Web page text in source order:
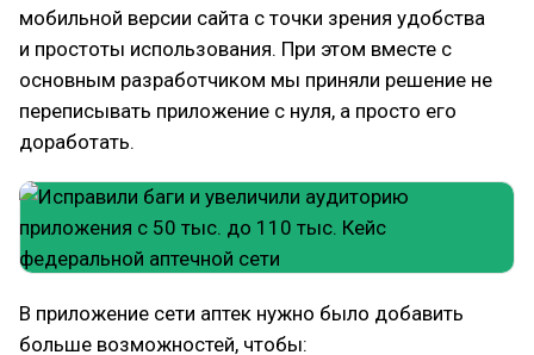
мобильной версии сайта с точки зрения удобства
и простоты использования. При этом вместе с
основным разработчиком мы приняли решение не
переписывать приложение с нуля, а просто его
доработать.
В приложение сети аптек нужно было добавить
больше возможностей, чтобы: